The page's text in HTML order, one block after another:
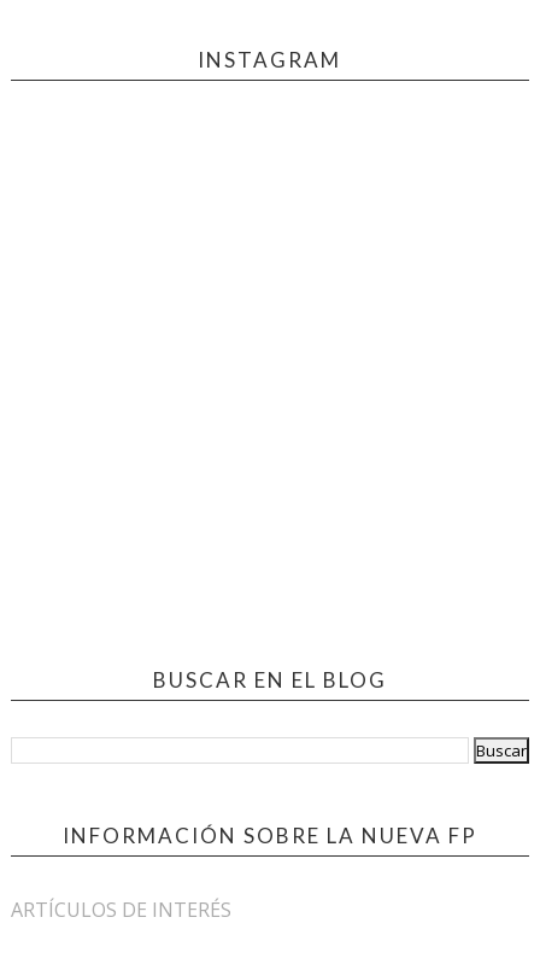
INSTAGRAM
BUSCAR EN EL BLOG
INFORMACIÓN SOBRE LA NUEVA FP
ARTÍCULOS DE INTERÉS